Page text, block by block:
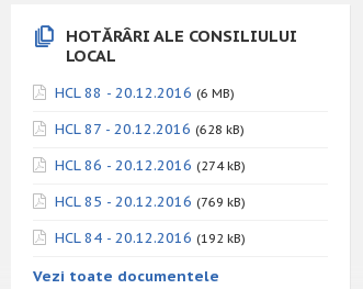
HOTĂRÂRI ALE CONSILIULUI
LOCAL
HCL 88 - 20.12.2016 (6 MB)
HCL 87 - 20.12.2016 (628 kB)
HCL 86 - 20.12.2016 (274 kB)
HCL 85 - 20.12.2016 (769 kB)
HCL 84 - 20.12.2016 (192 kB)
Vezi toate documentele